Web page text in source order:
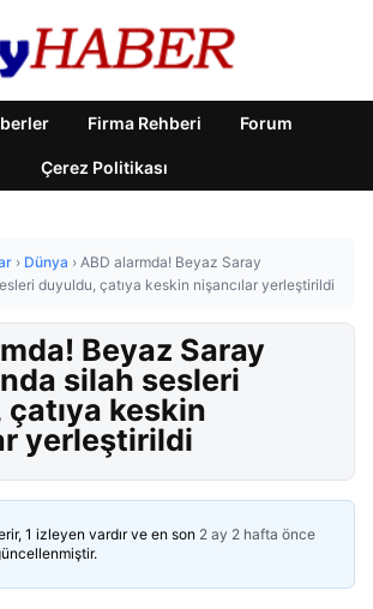
Firma Rehberi Forum
Çerez Politikası
› Dünya › ABD alarmda! Beyaz Saray
duyuldu, çatıya keskin nişancılar yerleştirildi
Beyaz Saray
silah sesleri
keskin
yerleştirildi
1 izleyen vardır ve en son 2 ay 2 hafta önce